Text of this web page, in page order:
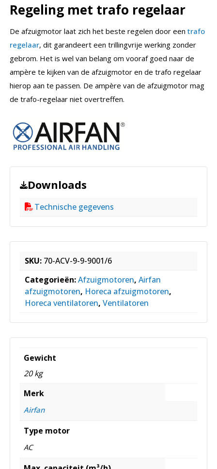
Regeling met trafo regelaar
De afzuigmotor laat zich het beste regelen door een trafo
regelaar, dit garandeert een trillingvrije werking zonder
gebrom. Het is wel van belang om vooraf goed naar de
ampère te kijken van de afzuigmotor en de trafo regelaar
hierop aan te passen. De ampère van de afzuigmotor mag
de trafo-regelaar niet overtreffen.
Downloads
Technische gegevens
SKU: 70-ACV-9-9-9001/6
Categorieën:Afzuigmotoren, Airfan
afzuigmotoren, Horeca afzuigmotoren,
Horeca ventilatoren, Ventilatoren
Gewicht
20 kg
Merk
Airfan
Type motor
AC